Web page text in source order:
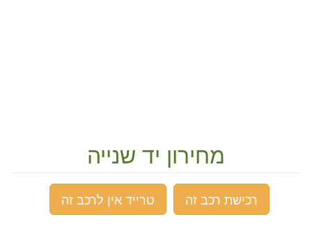
מחירון יד שנייה
רכישת רכב זה טרייד אין לרכב זה